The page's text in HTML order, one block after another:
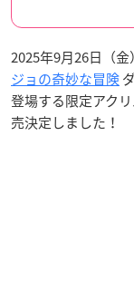
2025年9月26日（
ジョの奇妙な冒険
登場する限定アク
売決定しました！